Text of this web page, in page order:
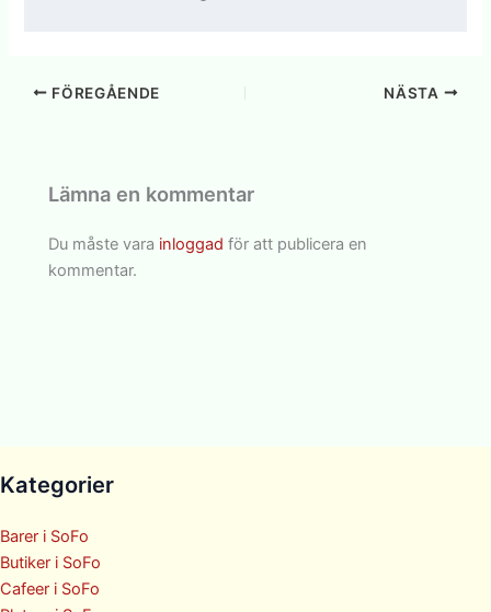
FÖREGÅENDE NÄSTA
Lämna en kommentar
Du måste vara inloggad för att publicera en
kommentar.
Kategorier
Barer i SoFo
Butiker i SoFo
Cafeer i SoFo